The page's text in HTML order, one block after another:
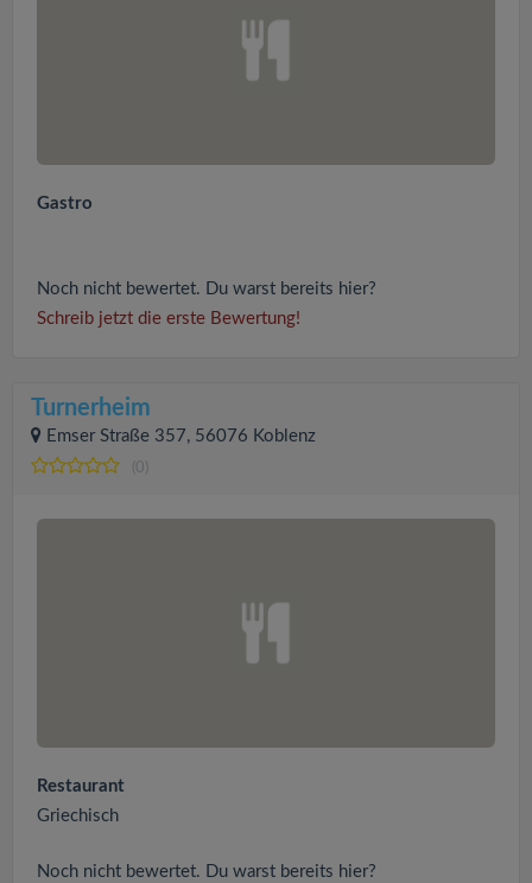
Gastro
Noch nicht bewertet. Du warst bereits hier?
Schreib jetzt die erste Bewertung!
Turnerheim
Emser Straße 357, 56076 Koblenz
(0)
Restaurant
Griechisch
Noch nicht bewertet. Du warst bereits hier?